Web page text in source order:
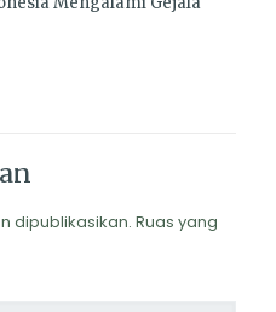
dipublikasikan. Ruas yang